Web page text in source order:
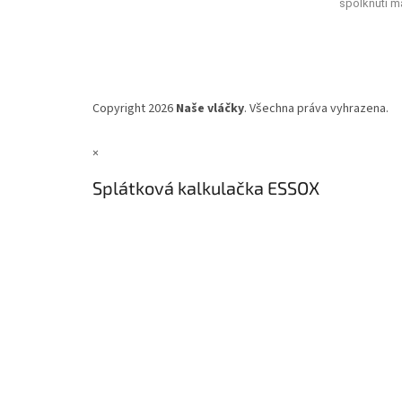
spolknutí
Copyright 2026 Naše vláčky. Všechna práva vyhrazena.
×
Splátková kalkulačka ESSOX